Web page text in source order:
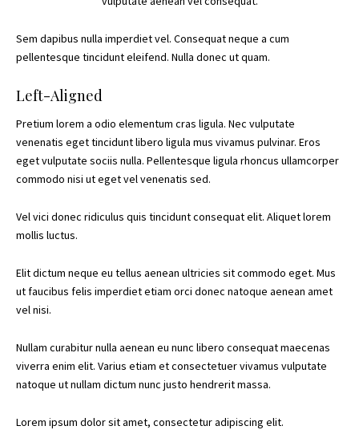
Sem dapibus nulla imperdiet vel. Consequat neque a cum
pellentesque tincidunt eleifend. Nulla donec ut quam.
Left-Aligned
Pretium lorem a odio elementum cras ligula. Nec vulputate
venenatis eget tincidunt libero ligula mus vivamus pulvinar. Eros
eget vulputate sociis nulla. Pellentesque ligula rhoncus ullamcorper
commodo nisi ut eget vel venenatis sed.
Vel vici donec ridiculus quis tincidunt consequat elit. Aliquet lorem
mollis luctus.
Elit dictum neque eu tellus aenean ultricies sit commodo eget. Mus
ut faucibus felis imperdiet etiam orci donec natoque aenean amet
vel nisi.
Nullam curabitur nulla aenean eu nunc libero consequat maecenas
viverra enim elit. Varius etiam et consectetuer vivamus vulputate
natoque ut nullam dictum nunc justo hendrerit massa.
Lorem ipsum dolor sit amet, consectetur adipiscing elit.